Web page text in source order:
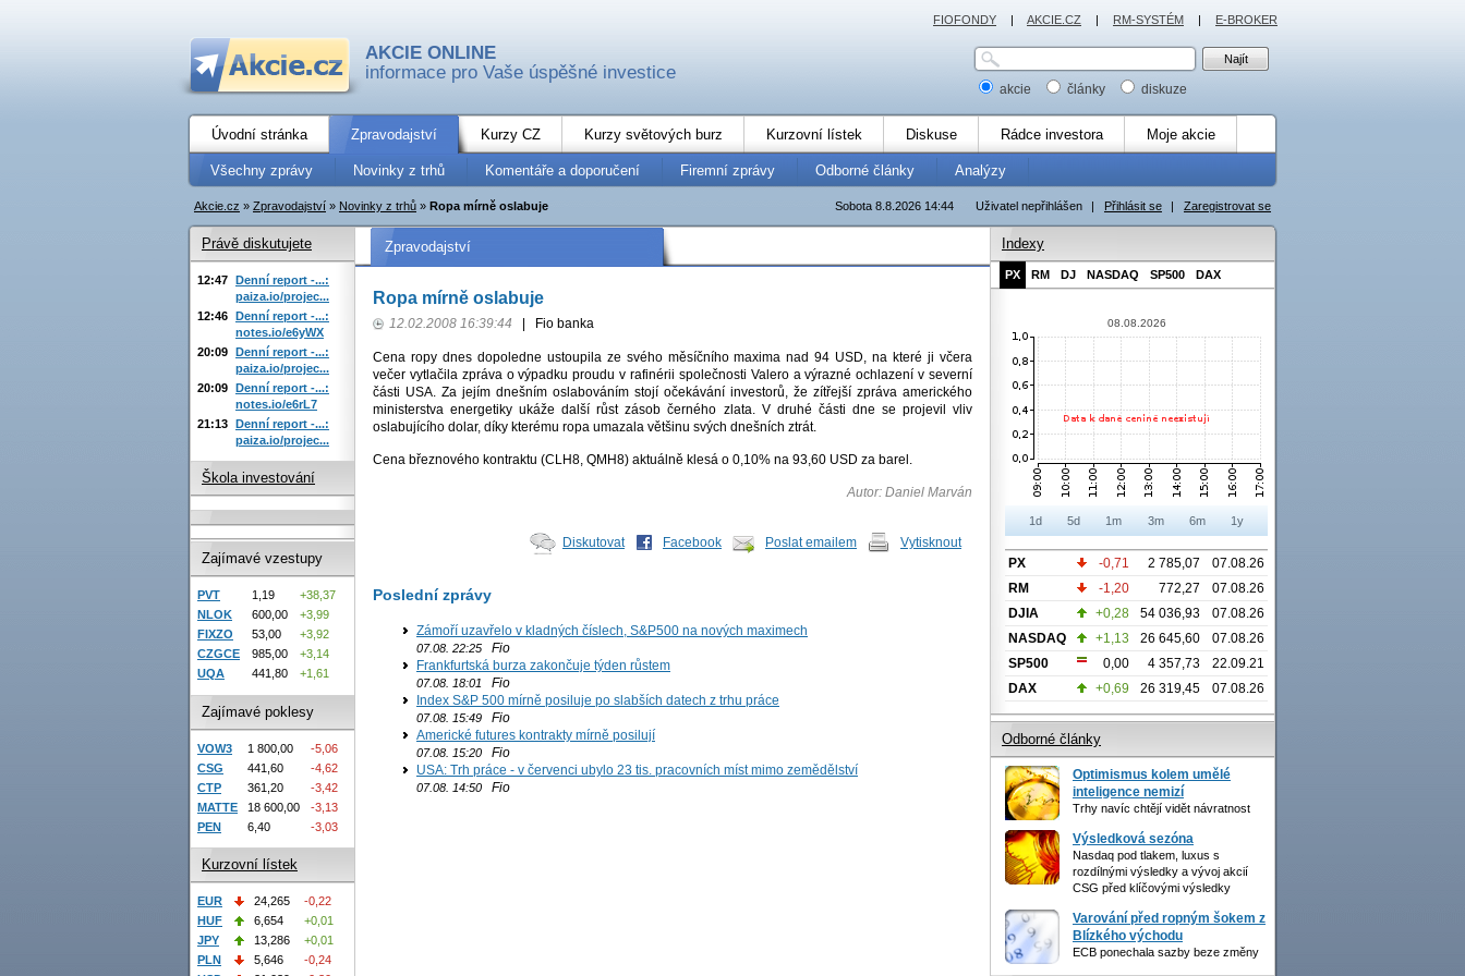
AKCIE ONLINE
informace pro Vaše úspěšné investice
akcie články diskuze
Úvodní stránka Zpravodajství Kurzy CZ Kurzy světových burz Kurzovní lístek Diskuse Rádce investora Moje akcie
Všechny zprávy Novinky z trhů Komentáře a doporučení Firemní zprávy Odborné články Analýzy
Uživatel nepřihlášen | Přihlásit se | Zaregistrovat se
Sobota 8.8.2026 14:44
Akcie.cz » Zpravodajství » Novinky z trhů » Ropa mírně oslabuje
Zpravodajství
Ropa mírně oslabuje
12.02.2008 16:39:44 Fio banka
Cena ropy dnes dopoledne ustoupila ze svého měsíčního maxima nad 94 USD, na které ji včera
večer vytlačila zpráva o výpadku proudu v rafinérii společnosti Valero a výrazné ochlazení v severní
části USA. Za jejím dnešním oslabováním stojí očekávání investorů, že zítřejší zpráva amerického
ministerstva energetiky ukáže další růst zásob černého zlata. V druhé části dne se projevil vliv
oslabujícího dolar, díky kterému ropa umazala většinu svých dnešních ztrát.
Cena březnového kontraktu (CLH8, QMH8) aktuálně klesá o 0,10% na 93,60 USD za barel.
Autor: Daniel Marván
Diskutovat Facebook Poslat emailem Vytisknout
Poslední zprávy
Zámoří uzavřelo v kladných číslech, S&P500 na nových maximech
07.08. 22:25 Fio
Frankfurtská burza zakončuje týden růstem
07.08. 18:01
Fio
Index S&P 500 mírně posiluje po slabších datech z trhu práce
07.08. 15:49 Fio
Americké futures kontrakty mírně posilují
07.08. 15:20 Fio
USA: Trh práce - v červenci ubylo 23 tis. pracovních míst mimo zemědělství
07.08. 14:50 Fio
Právě diskutujete
12:47 Denní report -...:
paiza.io/projec...
12:46 Denní report -...:
notes.io/e6yWX
20:09 Denní report -...:
paiza.io/projec...
20:09 Denní report -...:
notes.io/e6rL7
21:13 Denní report -...:
paiza.io/projec...
Škola investování
Zajímavé vzestupy
PVT 1,19
+38,37
NLOK
600,00
+3,99
FIXZO
53,00
+3,92
CZGCE
985,00
+3,14
UQA
441,80 +1,61
Zajímavé poklesy
VOW3 1 800,00
-5,06
CSG
441,60
-4,62
CTP
361,20
-3,42
MATTE
18 600,00
-3,13
PEN
6,40 -3,03
Kurzovní lístek
EUR 24,265
-0,22
HUF
6,654
+0,01
JPY
13,286
+0,01
PLN
5,646
-0,24
Indexy
PX RM DJ NASDAQ SP500 DAX
08.08.2026
1d 5d 1m 3m 6m 1y
PX -0,71 2 785,07
07.08.26
RM
-1,20 772,27
07.08.26
DJIA
+0,28 54 036,93
07.08.26
NASDAQ
+1,13 26 645,60
07.08.26
SP500
0,00 4 357,73
22.09.21
DAX
+0,69 26 319,45 07.08.26
Odborné články
Optimismus kolem umělé
inteligence nemizí
Trhy navíc chtějí vidět návratnost
Výsledková sezóna
Nasdaq pod tlakem, luxus s
rozdílnými výsledky a vývoj akcií
CSG před klíčovými výsledky
Varování před ropným šokem z
Blízkého východu
ECB ponechala sazby beze změny
FIOFONDY | AKCIE.CZ | RM-SYSTÉM | E-BROKER